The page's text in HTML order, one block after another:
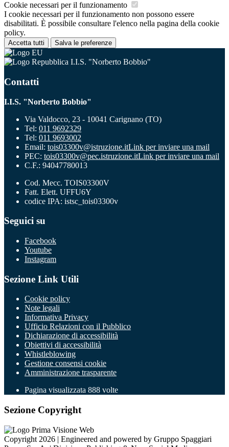
Cookie necessari per il funzionamento
I cookie necessari per il funzionamento non possono essere
disabilitati. È possibile consultare l'elenco nella pagina della cookie
policy.
Accetta tutti Salva le preferenze
I.I.S. "Norberto Bobbio"
Contatti
I.I.S. "Norberto Bobbio"
Via Valdocco, 23 - 10041 Carignano (TO)
Tel: 011 9692329
Tel: 011 9693002
Email: tois03300v@istruzione.itLink per inviare una mail
PEC: tois03300v@pec.istruzione.itLink per inviare una mail
C.F.: 94047780013
Cod. Mecc. TOIS03300V
Fatt. Elett. UFFU6Y
codice IPA: istsc_tois03300v
Seguici su
Facebook
Youtube
Instagram
Sezione Link Utili
Cookie policy
Note legali
Informativa Privacy
Ufficio Relazioni con il Pubblico
Dichiarazione di accessibilità
Obiettivi di accessibilità
Whistleblowing
Gestione consensi cookie
Amministrazione trasparente
Pagina visualizzata 888 volte
Sezione Copyright
Copyright 2026 | Engineered and powered by Gruppo Spaggiari